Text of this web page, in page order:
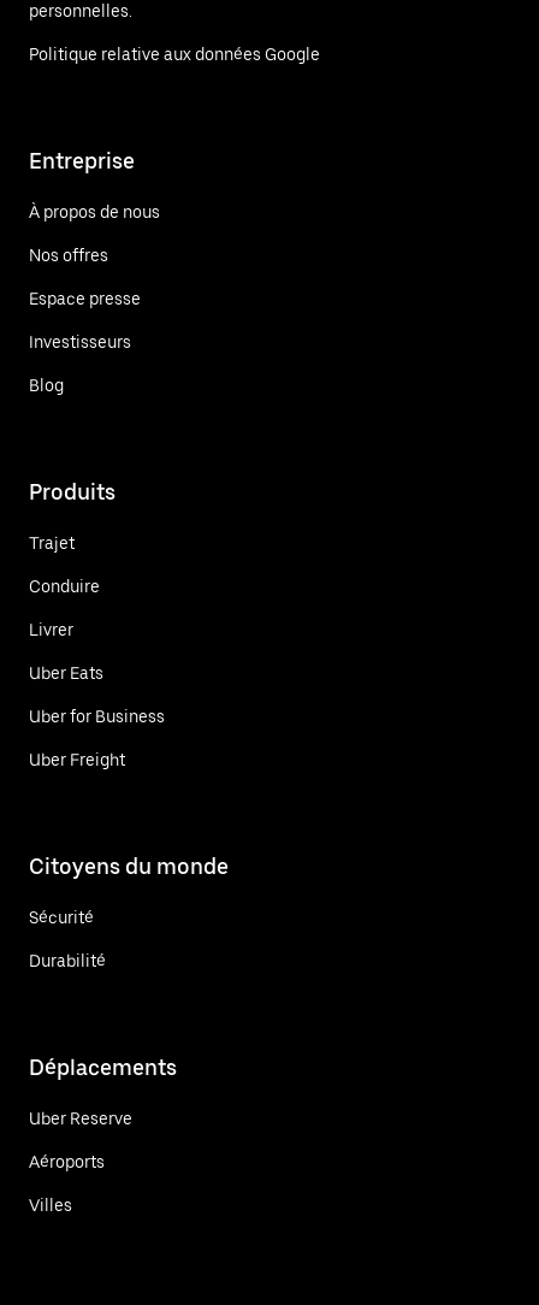
personnelles.
Politique relative aux données Google
Entreprise
À propos de nous
Nos offres
Espace presse
Investisseurs
Blog
Produits
Trajet
Conduire
Livrer
Uber Eats
Uber for Business
Uber Freight
Citoyens du monde
Sécurité
Durabilité
Déplacements
Uber Reserve
Aéroports
Villes